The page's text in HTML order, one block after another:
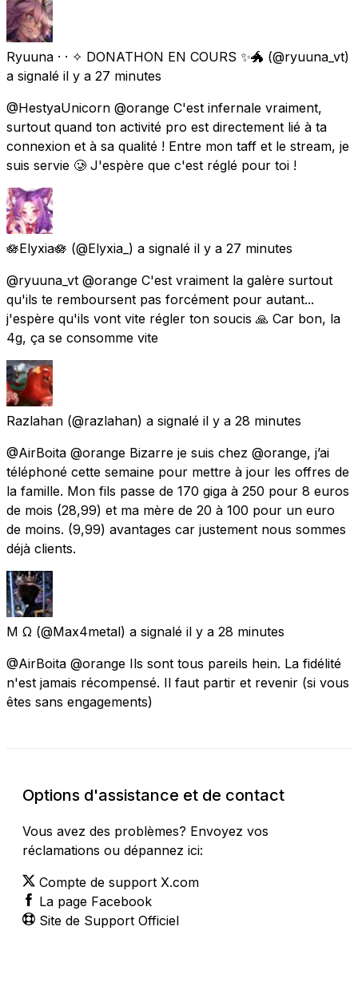
Ryuuna · · ✧ DONATHON EN COURS ✨🐲 (@ryuuna_vt)
a signalé il y a 27 minutes
@HestyaUnicorn @orange C'est infernale vraiment,
surtout quand ton activité pro est directement lié à ta
connexion et à sa qualité ! Entre mon taff et le stream, je
suis servie 🥲 J'espère que c'est réglé pour toi !
🪷Elyxia🪷 (@Elyxia_) a signalé il y a 27 minutes
@ryuuna_vt @orange C'est vraiment la galère surtout
qu'ils te remboursent pas forcément pour autant...
j'espère qu'ils vont vite régler ton soucis 🙏 Car bon, la
4g, ça se consomme vite
Razlahan (@razlahan) a signalé il y a 28 minutes
@AirBoita @orange Bizarre je suis chez @orange, j’ai
téléphoné cette semaine pour mettre à jour les offres de
la famille. Mon fils passe de 170 giga à 250 pour 8 euros
de mois (28,99) et ma mère de 20 à 100 pour un euro
de moins. (9,99) avantages car justement nous sommes
déjà clients.
M Ω (@Max4metal) a signalé il y a 28 minutes
@AirBoita @orange Ils sont tous pareils hein. La fidélité
n'est jamais récompensé. Il faut partir et revenir (si vous
êtes sans engagements)
Options d'assistance et de contact
Vous avez des problèmes? Envoyez vos
réclamations ou dépannez ici:
Compte de support X.com
La page Facebook
Site de Support Officiel